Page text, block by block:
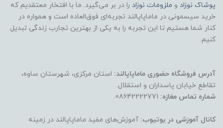
پوشاک نوزاد و ملزومات نوزاد را در بر می‌گیرد. ما با افتخار معتقدیم که
خرید سیسمونی در ماماپاپالند تجربه‌ای فوق‌العاده است و همواره در
کنار شما هستیم تا این تجربه را به یکی از بهترین تجارب زندگی تبدیل
کنیم.
آدرس فروشگاه حضوری ماماپاپالند: استان مرکزی، شهرستان ساوه،
تقاطع خیابان پاسداران و استقلال.
شماره تماس مغازه:
کانال آموزشی در یوتیوب: آموزش‌های مفید ماماپاپالند در زمینه